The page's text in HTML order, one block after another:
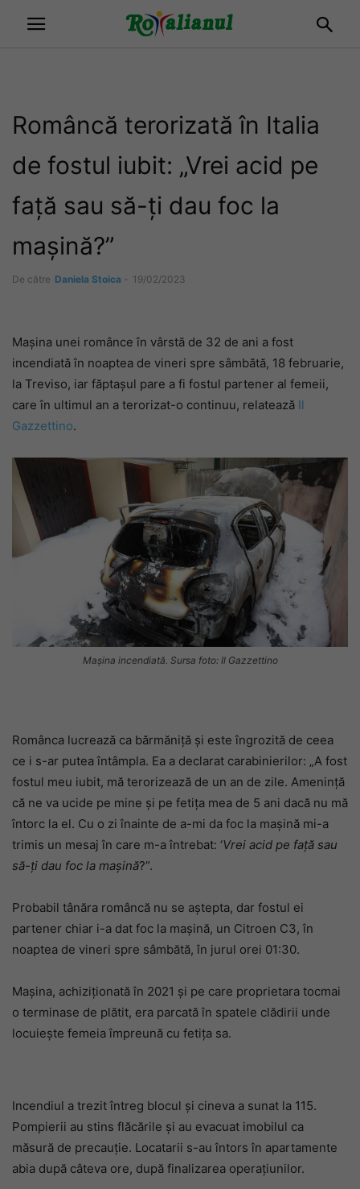
Româncă terorizată în Italia
de fostul iubit: „Vrei acid pe
față sau să-ți dau foc la
mașină?”
De către Daniela Stoica - 19/02/2023
Mașina unei românce în vârstă de 32 de ani a fost
incendiată în noaptea de vineri spre sâmbătă, 18 februarie,
la Treviso, iar făptașul pare a fi fostul partener al femeii,
care în ultimul an a terorizat-o continuu, relatează Il
Gazzettino.
Mașina incendiată. Sursa foto: Il Gazzettino
Românca lucrează ca bărmăniță și este îngrozită de ceea
ce i s-ar putea întâmpla. Ea a declarat carabinierilor: „A fost
fostul meu iubit, mă terorizează de un an de zile. Amenință
că ne va ucide pe mine și pe fetița mea de 5 ani dacă nu mă
întorc la el. Cu o zi înainte de a-mi da foc la mașină mi-a
trimis un mesaj în care m-a întrebat: ‘Vrei acid pe față sau
să-ți dau foc la mașină?”.
Probabil tânăra româncă nu se aștepta, dar fostul ei
partener chiar i-a dat foc la mașină, un Citroen C3, în
noaptea de vineri spre sâmbătă, în jurul orei 01:30.
Mașina, achiziționată în 2021 și pe care proprietara tocmai
o terminase de plătit, era parcată în spatele clădirii unde
locuiește femeia împreună cu fetița sa.
Incendiul a trezit întreg blocul și cineva a sunat la 115.
Pompierii au stins flăcările și au evacuat imobilul ca
măsură de precauție. Locatarii s-au întors în apartamente
abia după câteva ore, după finalizarea operațiunilor.